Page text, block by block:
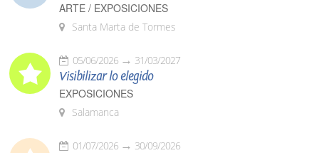
ARTE / EXPOSICIONES
Santa Marta de Tormes
05/06/2026 31/03/2027
Visibilizar lo elegido
EXPOSICIONES
Salamanca
01/07/2026 30/09/2026